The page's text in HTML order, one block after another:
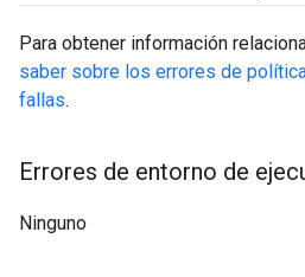
Para obtener información
saber sobre los errores de
fallas.
Errores de entorno de
Ninguno